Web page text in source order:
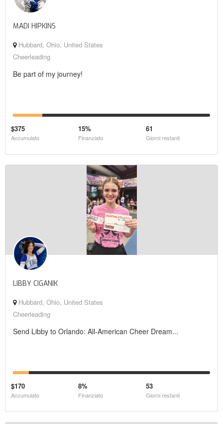
MADI HIPKINS
Hubbard, Ohio, United States
Cheerleading
Be part of my journey!
$375
Accumulato
15%
Finanziato
61
Giorni restanti
LIBBY CIGANIK
Hubbard, Ohio, United States
Cheerleading
Send Libby to Orlando: All-American Cheer Dream...
$170
Accumulato
8%
Finanziato
53
Giorni restanti